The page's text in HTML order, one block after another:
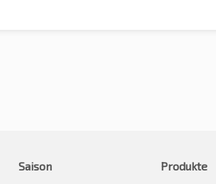
Saison
Produkte